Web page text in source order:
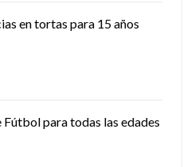
en tortas para 15 años
Fútbol para todas las edades